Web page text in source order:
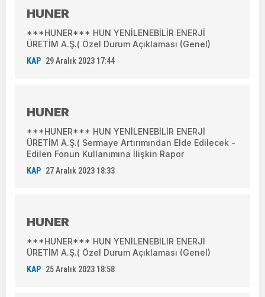
HUNER
***HUNER*** HUN YENİLENEBİLİR ENERJİ
ÜRETİM A.Ş.( Özel Durum Açıklaması (Genel)
KAP 29 Aralık 2023 17:44
HUNER
***HUNER*** HUN YENİLENEBİLİR ENERJİ
ÜRETİM A.Ş.( Sermaye Artırımından Elde Edilecek -
Edilen Fonun Kullanımına İlişkin Rapor
KAP 27 Aralık 2023 18:33
HUNER
***HUNER*** HUN YENİLENEBİLİR ENERJİ
ÜRETİM A.Ş.( Özel Durum Açıklaması (Genel)
KAP 25 Aralık 2023 18:58